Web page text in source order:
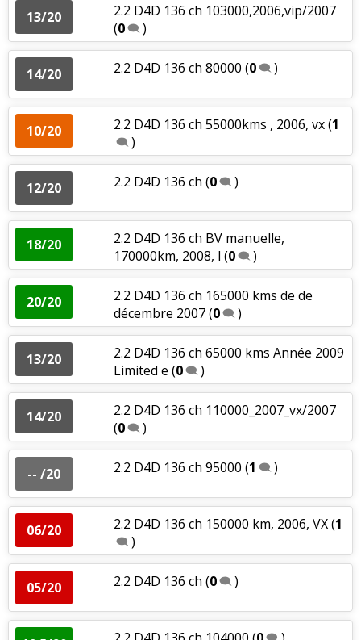
13/20
2.2 D4D 136 ch 103000,2006,vip/2007
(0 )
14/20 2.2 D4D 136 ch 80000 (0 )
10/20 2.2 D4D 136 ch 55000kms , 2006, vx(1
)
12/20 2.2 D4D 136 ch (0 )
18/20
2.2 D4D 136 ch BV manuelle,
170000km, 2008, l (0 )
20/20
2.2 D4D 136 ch 165000 kms de de
décembre 2007(0 )
13/20
2.2 D4D 136 ch 65000 kms Année 2009
Limited e (0 )
14/20
2.2 D4D 136 ch 110000_2007_vx/2007
(0 )
-- /20 2.2 D4D 136 ch 95000 (1 )
06/20 2.2 D4D 136 ch 150000 km, 2006, VX(1
)
05/20 2.2 D4D 136 ch (0 )